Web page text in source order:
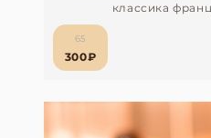
классика
65
300₽